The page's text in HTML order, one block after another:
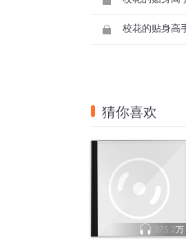
猜你喜欢
375.2万